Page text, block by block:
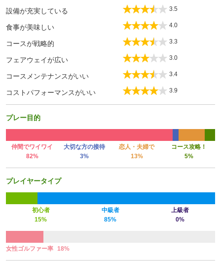
設備が充実している 3.5
食事が美味しい 4.0
コースが戦略的 3.3
フェアウェイが広い 3.0
コースメンテナンスがいい 3.4
コストパフォーマンスがいい 3.9
プレー目的
仲間でワイワイ 大切な方の接待 恋人・夫婦で
コース攻略！
82%
3% 13% 5%
プレイヤータイプ
初心者 中級者
上級者
15%
85% 0%
女性ゴルファー率 18%